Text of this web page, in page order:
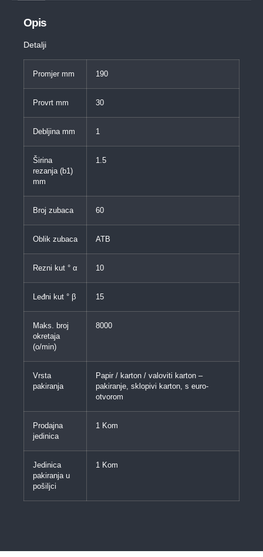
Opis
Detalji
Promjer mm 190
Provrt mm 30
Debljina mm 1
Širina
rezanja (b1)
mm
1.5
Broj zubaca 60
Oblik zubaca ATB
Rezni kut ° α 10
Leđni kut ° β 15
Maks. broj
okretaja
(o/min)
8000
Vrsta
pakiranja
Papir / karton / valoviti karton –
pakiranje, sklopivi karton, s euro-
otvorom
Prodajna
jedinica
1 Kom
Jedinica
pakiranja u
pošiljci
1 Kom